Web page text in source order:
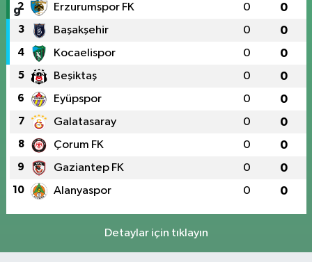
2 Erzurumspor FK 0 0
3 Başakşehir 0 0
4 Kocaelispor 0 0
5 Beşiktaş 0 0
6 Eyüpspor 0 0
7 Galatasaray 0 0
8 Çorum FK 0 0
9 Gaziantep FK 0 0
10 Alanyaspor 0 0
Detaylar için tıklayın